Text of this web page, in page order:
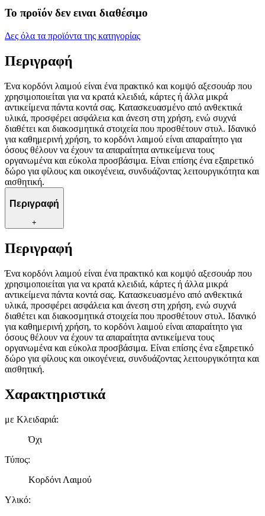
Το προϊόν δεν ειναι διαθέσιμο
Δες όλα τα προϊόντα της κατηγορίας
Περιγραφή
Ένα κορδόνι λαιμού είναι ένα πρακτικό και κομψό αξεσουάρ που
χρησιμοποιείται για να κρατά κλειδιά, κάρτες ή άλλα μικρά
αντικείμενα πάντα κοντά σας. Κατασκευασμένο από ανθεκτικά
υλικά, προσφέρει ασφάλεια και άνεση στη χρήση, ενώ συχνά
διαθέτει και διακοσμητικά στοιχεία που προσθέτουν στυλ. Ιδανικό
για καθημερινή χρήση, το κορδόνι λαιμού είναι απαραίτητο για
όσους θέλουν να έχουν τα απαραίτητα αντικείμενα τους
οργανωμένα και εύκολα προσβάσιμα. Είναι επίσης ένα εξαιρετικό
δώρο για φίλους και οικογένεια, συνδυάζοντας λειτουργικότητα και
αισθητική.
Περιγραφή
+
Περιγραφή
Ένα κορδόνι λαιμού είναι ένα πρακτικό και κομψό αξεσουάρ που
χρησιμοποιείται για να κρατά κλειδιά, κάρτες ή άλλα μικρά
αντικείμενα πάντα κοντά σας. Κατασκευασμένο από ανθεκτικά
υλικά, προσφέρει ασφάλεια και άνεση στη χρήση, ενώ συχνά
διαθέτει και διακοσμητικά στοιχεία που προσθέτουν στυλ. Ιδανικό
για καθημερινή χρήση, το κορδόνι λαιμού είναι απαραίτητο για
όσους θέλουν να έχουν τα απαραίτητα αντικείμενα τους
οργανωμένα και εύκολα προσβάσιμα. Είναι επίσης ένα εξαιρετικό
δώρο για φίλους και οικογένεια, συνδυάζοντας λειτουργικότητα και
αισθητική.
Χαρακτηριστικά
με Κλειδαριά:
Όχι
Τύπος:
Κορδόνι Λαιμού
Υλικό: